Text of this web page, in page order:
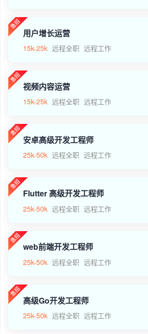
用户增长运营
15k-25k 远程全职 远程工作
视频内容运营
15k-25k 远程全职 远程工作
安卓高级开发工程师
25k-50k 远程全职 远程工作
Flutter 高级开发工程师
25k-50k 远程全职 远程工作
web前端开发工程师
25k-50k 远程全职 远程工作
高级Go开发工程师
25k-50k 远程全职 远程工作